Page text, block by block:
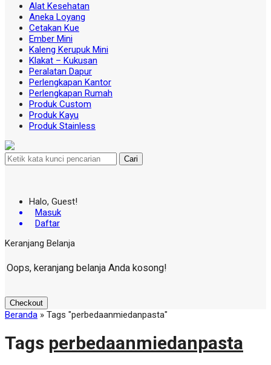
Alat Kesehatan
Aneka Loyang
Cetakan Kue
Ember Mini
Kaleng Kerupuk Mini
Klakat – Kukusan
Peralatan Dapur
Perlengkapan Kantor
Perlengkapan Rumah
Produk Custom
Produk Kayu
Produk Stainless
Cari
Halo, Guest!
Masuk
Daftar
Keranjang Belanja
Oops, keranjang belanja Anda kosong!
Checkout
Beranda » Tags "perbedaanmiedanpasta"
Tags perbedaanmiedanpasta